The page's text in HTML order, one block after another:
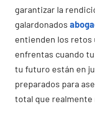
garantizar la
galardonados
entienden los retos
enfrentas cuando
tu futuro están en
preparados para
total que realmente